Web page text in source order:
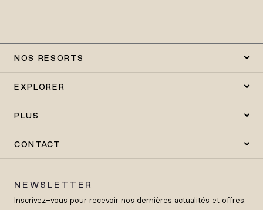
NOS RESORTS
EXPLORER
PLUS
CONTACT
NEWSLETTER
Inscrivez-vous pour recevoir nos dernières actualités et offres.